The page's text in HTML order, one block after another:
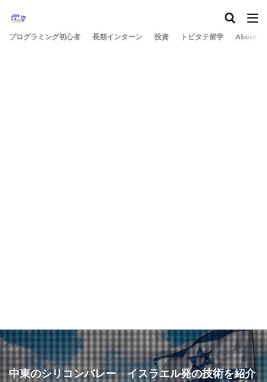
プログラミング初心者 長期インターン 投資 トビタテ留学 About
中東のシリコンバレー イスラエル発の技術を紹介